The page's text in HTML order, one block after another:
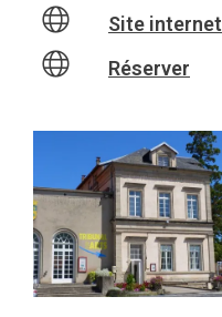
Site internet
Réserver